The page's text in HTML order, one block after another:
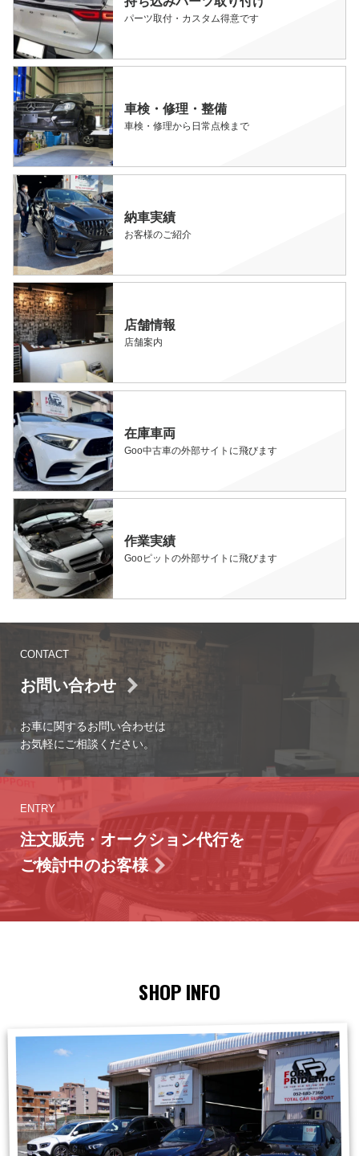
パーツ取付・カスタム得意です
車検・修理・整備
車検・修理から日常点検まで
納車実績
お客様のご紹介
店舗情報
店舗案内
在庫車両
Goo中古車の外部サイトに飛びます
作業実績
Gooピットの外部サイトに飛びます
CONTACT
お問い合わせ
お車に関するお問い合わせは
お気軽にご相談ください。
ENTRY
注文販売・オークション代行を
ご検討中のお客様
SHOP INFO